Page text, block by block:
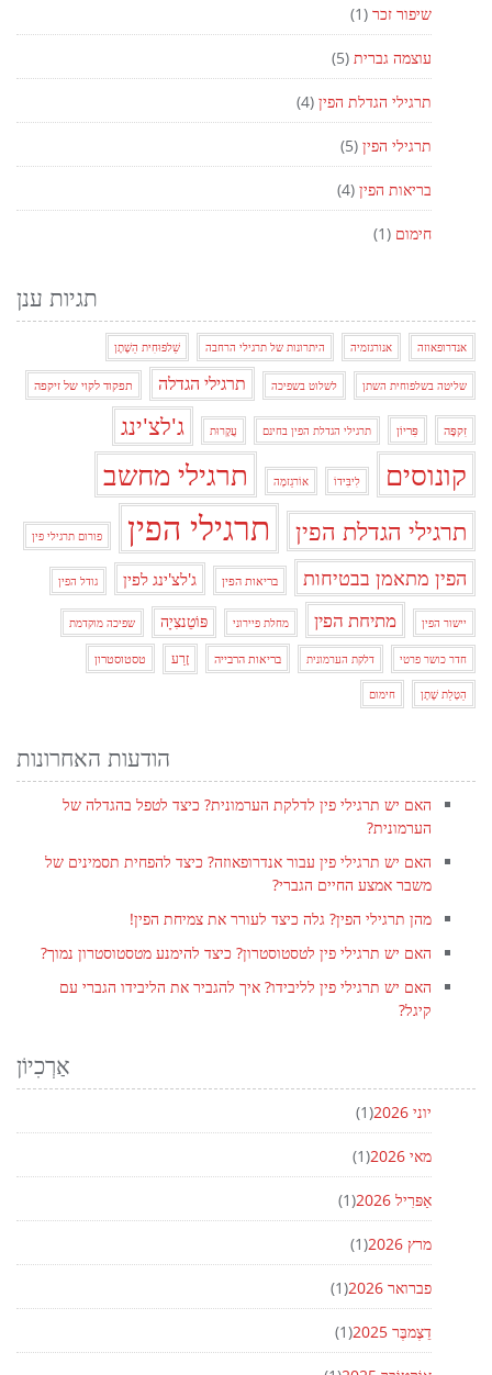
שיפור זכר (1)
עוצמה גברית (5)
תרגילי הגדלת הפין (4)
תרגילי הפין (5)
בריאות הפין (4)
חימום (1)
תגיות ענן
אנדרופאוזה אנורגזמיה היתרונות של תרגילי הרחבה שַׁלפּוּחִית הַשֶׁתֶן
שליטה בשלפוחית ​​השתן לשלוט בשפיכה תרגילי הגדלה תפקוד לקוי של זיקפה
זִקפָּה פִּריוֹן תרגילי הגדלת הפין בחינם עֲקָרוּת ג'לצ'ינג
קונוסים לִיבִּידוֹ אוֹרגַזמָה תרגילי מחשב
תרגילי הגדלת הפין תרגילי הפין פורום תרגילי פין
הפין מתאמן בבטיחות בריאות הפין ג'לצ'ינג לפין גודל הפין
יישור הפין מתיחת הפין מחלת פיירוני פּוֹטֵנצִיָה שפיכה מוקדמת
חדר כושר פרטי דלקת הערמונית בריאות הרבייה זֶרַע טסטוסטרון
הַטָלַת שֶׁתֶן חימום
הודעות האחרונות
האם יש תרגילי פין לדלקת הערמונית? כיצד לטפל בהגדלה של
הערמונית?
האם יש תרגילי פין עבור אנדרופאוזה? כיצד להפחית תסמינים של
משבר אמצע החיים הגברי?
מהן תרגילי הפין? גלה כיצד לעורר את צמיחת הפין!
האם יש תרגילי פין לטסטוסטרון? כיצד להימנע מטסטוסטרון נמוך?
האם יש תרגילי פין לליבידו? איך להגביר את הליבידו הגברי עם
קיגל?
אַרְכִיוֹן
יוני 2026 (1)
מאי 2026 (1)
אַפּרִיל 2026 (1)
מרץ 2026 (1)
פברואר 2026 (1)
דֵצֶמבֶּר 2025 (1)